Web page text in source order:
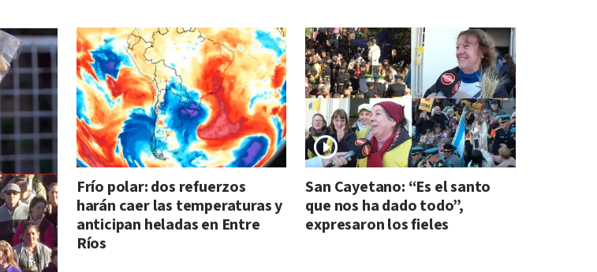
Frío polar: dos refuerzos
harán caer las temperaturas y
anticipan heladas en Entre
Ríos
San Cayetano: “Es el santo
que nos ha dado todo”,
expresaron los fieles